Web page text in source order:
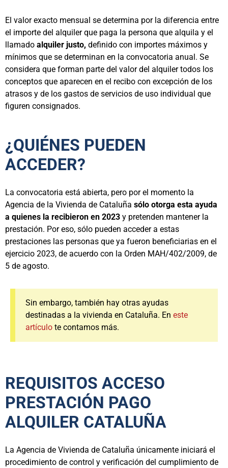
El valor exacto mensual se determina por la diferencia entre
el importe del alquiler que paga la persona que alquila y el
llamado alquiler justo, definido con importes máximos y
mínimos que se determinan en la convocatoria anual. Se
considera que forman parte del valor del alquiler todos los
conceptos que aparecen en el recibo con excepción de los
atrasos y de los gastos de servicios de uso individual que
figuren consignados.
¿QUIÉNES PUEDEN
ACCEDER?
La convocatoria está abierta, pero por el momento la
Agencia de la Vivienda de Cataluña sólo otorga esta ayuda
a quienes la recibieron en 2023 y pretenden mantener la
prestación. Por eso, sólo pueden acceder a estas
prestaciones las personas que ya fueron beneficiarias en el
ejercicio 2023, de acuerdo con la Orden MAH/402/2009, de
5 de agosto.
Sin embargo, también hay otras ayudas
destinadas a la vivienda en Cataluña. En este
artículo te contamos más.
REQUISITOS ACCESO
PRESTACIÓN PAGO
ALQUILER CATALUÑA
La Agencia de Vivienda de Cataluña únicamente iniciará el
procedimiento de control y verificación del cumplimiento de